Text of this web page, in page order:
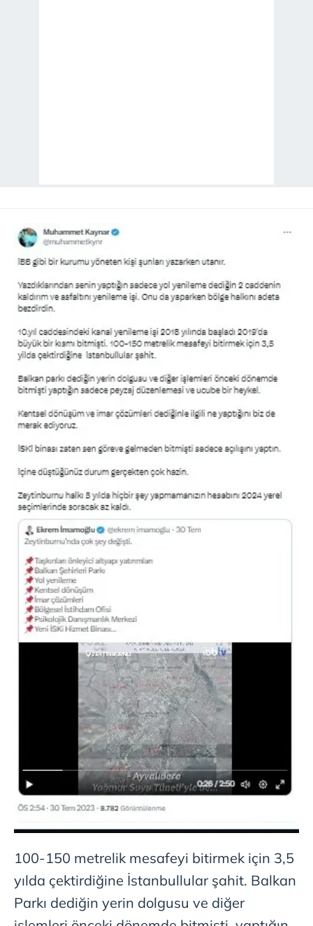
100-150 metrelik mesafeyi bitirmek için 3,5
yılda çektirdiğine İstanbullular şahit. Balkan
Parkı dediğin yerin dolgusu ve diğer